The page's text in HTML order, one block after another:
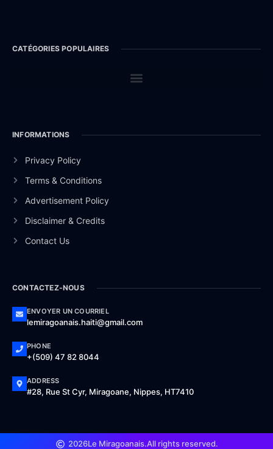
CATÉGORIES POPULAIRES
INFORMATIONS
Privacy Policy
Terms & Conditions
Advertisement Policy
Disclaimer & Credits
Contact Us
CONTACTEZ-NOUS
ENVOYER UN COURRIEL
lemiragoanais.haiti@gmail.com
PHONE
+(509) 47 82 8044
ADDRESS
#28, Rue St Cyr, Miragoane, Nippes, HT7410
2026Le Miragoanais.All rights reserved.